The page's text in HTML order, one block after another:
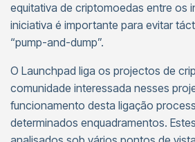
equitativa de criptomoedas entre os
iniciativa é importante para evitar
“pump-and-dump”.
O Launchpad liga os projectos de
comunidade interessada nesses
funcionamento desta ligação
determinados enquadramentos.